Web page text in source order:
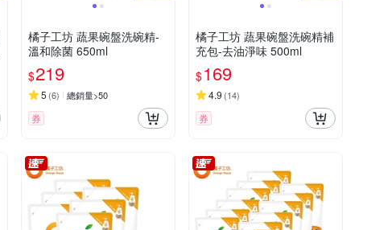
橘子工坊 蔬果碗盤洗碗精-
溫和除菌 650ml
$219
5 (6) 總銷量>50
券
橘子工坊 蔬果碗盤洗碗精補
充包-去油淨味 500ml
$169
4.9 (14)
券